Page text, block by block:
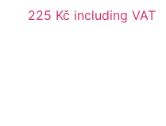
225 Kč including VAT